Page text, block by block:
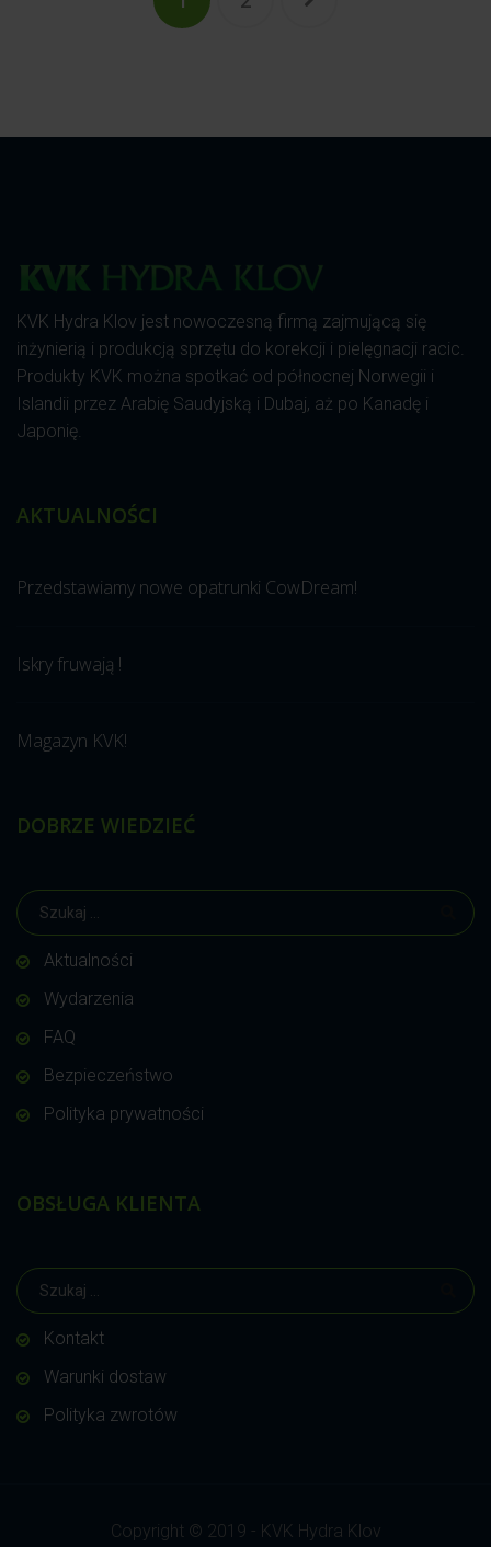
KVK Hydra Klov jest nowoczesną firmą zajmującą się
inżynierią i produkcją sprzętu do korekcji i pielęgnacji racic.
Produkty KVK można spotkać od północnej Norwegii i
Islandii przez Arabię Saudyjską i Dubaj, aż po Kanadę i
Japonię.
AKTUALNOŚCI
Przedstawiamy nowe opatrunki CowDream!
Iskry fruwają !
Magazyn KVK!
DOBRZE WIEDZIEĆ
Aktualności
Wydarzenia
FAQ
Bezpieczeństwo
Polityka prywatności
OBSŁUGA KLIENTA
Kontakt
Warunki dostaw
Polityka zwrotów
Copyright © 2019 - KVK Hydra Klov